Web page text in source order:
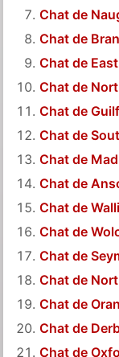
Chat de
Chat de
Chat de
Chat de
Chat de
Chat de
Chat de
Chat de
Chat de
Chat de
Chat de
Chat de
Chat de
Chat de
Chat de